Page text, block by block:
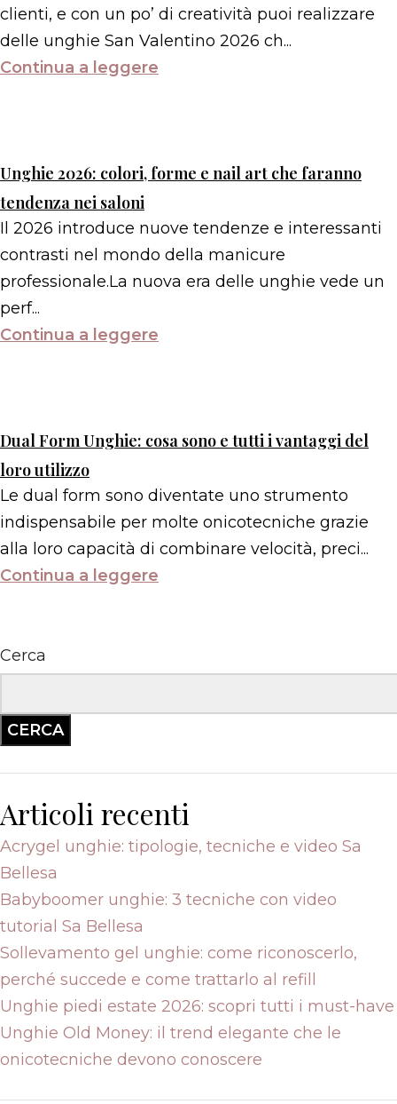
clienti, e con un po’ di creatività puoi realizzare
delle unghie San Valentino 2026 ch...
Continua a leggere
Unghie 2026: colori, forme e nail art che faranno
tendenza nei saloni
Il 2026 introduce nuove tendenze e interessanti
contrasti nel mondo della manicure
professionale.La nuova era delle unghie vede un
perf...
Continua a leggere
Dual Form Unghie: cosa sono e tutti i vantaggi del
loro utilizzo
Le dual form sono diventate uno strumento
indispensabile per molte onicotecniche grazie
alla loro capacità di combinare velocità, preci...
Continua a leggere
Cerca
CERCA
Articoli recenti
Acrygel unghie: tipologie, tecniche e video Sa
Bellesa
Babyboomer unghie: 3 tecniche con video
tutorial Sa Bellesa
Sollevamento gel unghie: come riconoscerlo,
perché succede e come trattarlo al refill
Unghie piedi estate 2026: scopri tutti i must-have
Unghie Old Money: il trend elegante che le
onicotecniche devono conoscere